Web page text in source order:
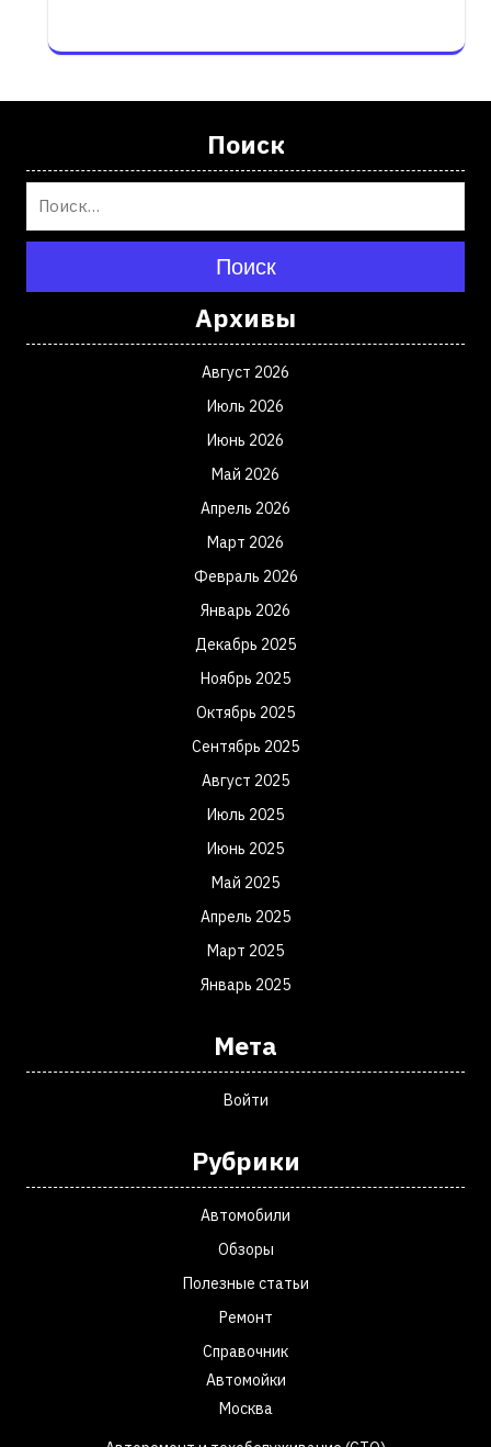
Поиск
Поиск
Архивы
Август 2026
Июль 2026
Июнь 2026
Май 2026
Апрель 2026
Март 2026
Февраль 2026
Январь 2026
Декабрь 2025
Ноябрь 2025
Октябрь 2025
Сентябрь 2025
Август 2025
Июль 2025
Июнь 2025
Май 2025
Апрель 2025
Март 2025
Январь 2025
Мета
Войти
Рубрики
Автомобили
Обзоры
Полезные статьи
Ремонт
Справочник
Автомойки
Москва